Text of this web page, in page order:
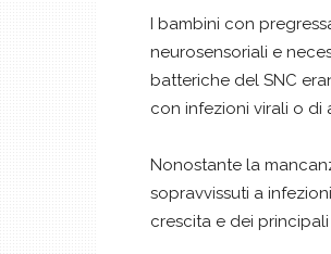
I bambini con
neurosensoriali e
batteriche del SNC
con infezioni virali o di
Nonostante la
sopravvissuti a
crescita e dei